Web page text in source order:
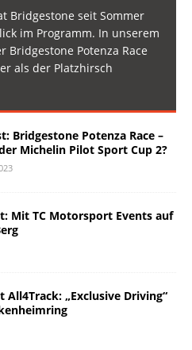
Bridgestone seit Sommer
im Programm. In unserem
Bridgestone Potenza Race
als der Platzhirsch
Bridgestone Potenza Race –
Michelin Pilot Sport Cup 2?
Mit TC Motorsport Events auf
All4Track: „Exclusive Driving“